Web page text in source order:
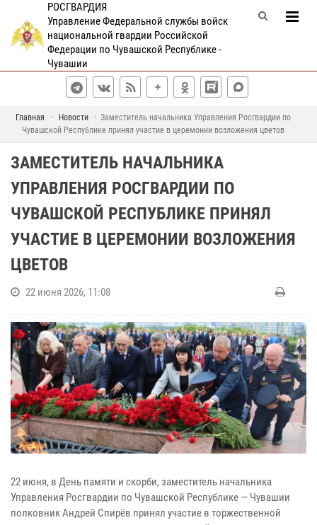
РОСГВАРДИЯ
Управление Федеральной службы войск
национальной гвардии Российской
Федерации по Чувашской Республике -
Чувашии
Главная Новости
Заместитель начальника Управления Росгвардии по
Чувашской Республике принял участие в церемонии возложения цветов
ЗАМЕСТИТЕЛЬ НАЧАЛЬНИКА
УПРАВЛЕНИЯ РОСГВАРДИИ ПО
ЧУВАШСКОЙ РЕСПУБЛИКЕ ПРИНЯЛ
УЧАСТИЕ В ЦЕРЕМОНИИ ВОЗЛОЖЕНИЯ
ЦВЕТОВ
22 июня 2026, 11:08
22 июня, в День памяти и скорби, заместитель начальника
Управления Росгвардии по Чувашской Республике — Чувашии
полковник Андрей Спирёв принял участие в торжественной